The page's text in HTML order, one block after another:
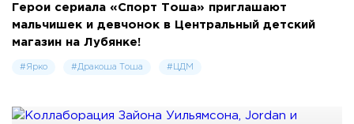
Герои сериала «Спорт Тоша» приглашают
мальчишек и девчонок в Центральный детский
магазин на Лубянке!
#Ярко #Дракоша Тоша #ЦДМ